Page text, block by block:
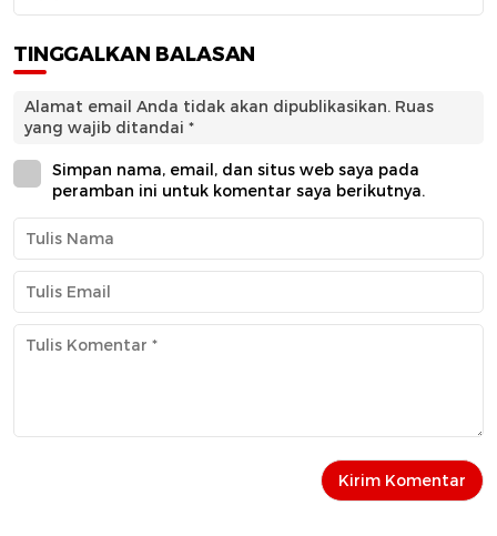
TINGGALKAN BALASAN
Alamat email Anda tidak akan dipublikasikan. Ruas
yang wajib ditandai *
Simpan nama, email, dan situs web saya pada
peramban ini untuk komentar saya berikutnya.